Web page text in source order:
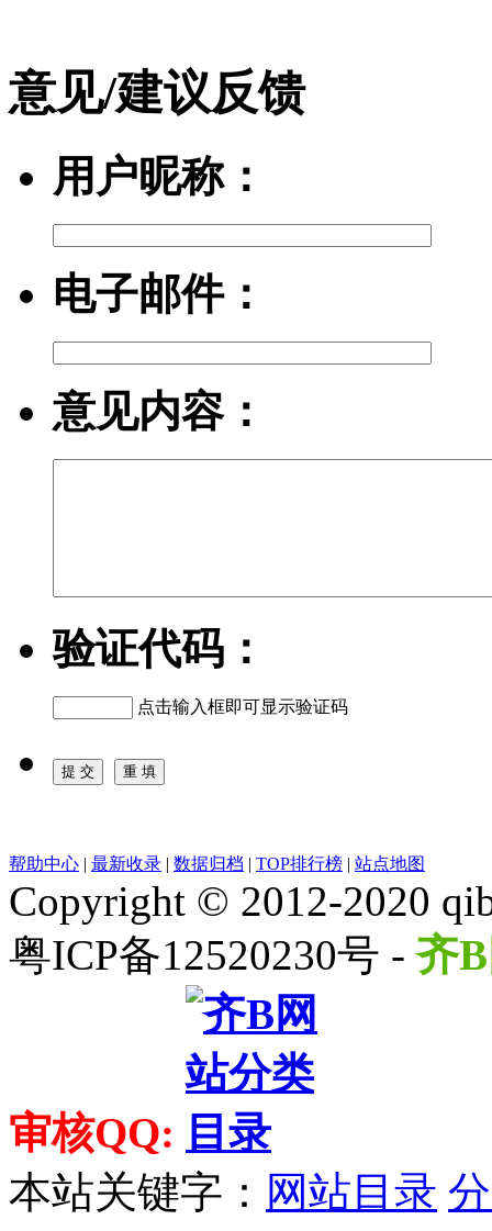
意见/建议反馈
用户昵称：
电子邮件：
意见内容：
验证代码：
点击输入框即可显示验证码
帮助中心 | 最新收录 | 数据归档 | TOP排行榜 | 站点地图
Copyright © 2012-2020
粤ICP备12520230号 -齐
审核QQ:
本站关键字： 网站目录